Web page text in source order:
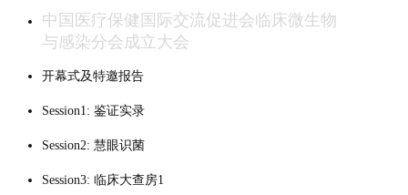
中国医疗保健国际交流促进会临床微生物
与感染分会成立大会
开幕式及特邀报告
Session1: 鉴证实录
Session2: 慧眼识菌
Session3: 临床大查房1